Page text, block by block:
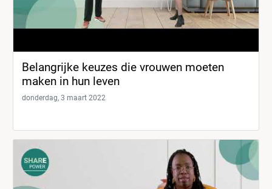
Belangrijke keuzes die vrouwen moeten
maken in hun leven
donderdag, 3 maart 2022